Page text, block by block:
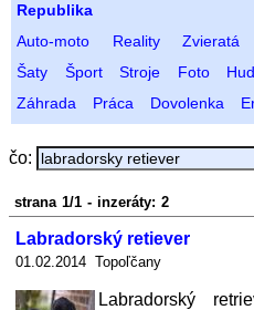
Republika
Auto-moto
Reality Zvieratá
Šaty
Šport Stroje Foto
Záhrada
Práca Dovolenka
čo:
strana 1/1 - inzeráty: 2
Labradorský retiever
01.02.2014 Topoľčany
Labradorský